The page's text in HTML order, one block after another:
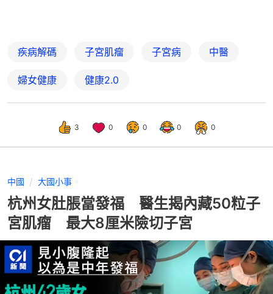
疾病解碼 子宮肌瘤 子宮病 中醫
婦女健康 健康2.0
3 0 0 0 0
中國 大國小事
杭州女肚脹當發福 醫生揭內藏50粒子
宮肌瘤 最大8厘米險切子宮